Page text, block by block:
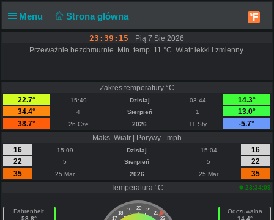
Menu Strona główna °F
23:39:16
Pią 7 Sie 2026
Przeważnie bezchmurnie. Min. temp. 11 °C. Wiatr lekki i zmienny.
Zakres temperatury °C
22.7°
15:49 Dzisiaj 03:44
14.3°
34.4°
4 Sierpień 1
13.0°
38.7°
26 Cze 2026 11 Sty
-5.7°
Maks. Wiatr | Porywy - mph
16
15:09 Dzisiaj 15:04
16
22
5 Sierpień 5
22
35
25 Mar 2026 25 Mar
35
Temperatura °C
23:34:09
Fahrenheit
58.8°
20
19 21
18
22
17
23
Odczuwalna
14.4°